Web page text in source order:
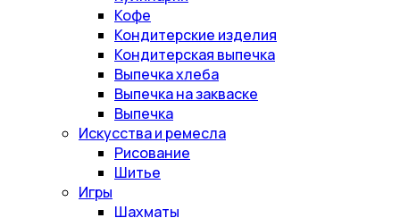
Кофе
Кондитерские изделия
Кондитерская выпечка
Выпечка хлеба
Выпечка на закваске
Выпечка
Искусства и ремесла
Рисование
Шитье
Игры
Шахматы